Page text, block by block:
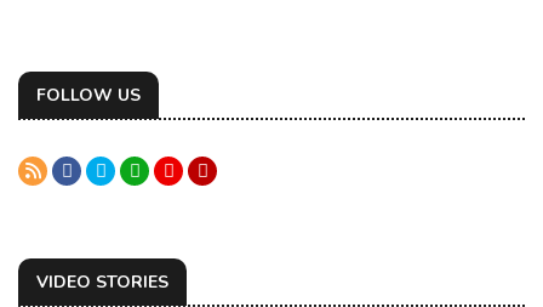
FOLLOW US
VIDEO STORIES